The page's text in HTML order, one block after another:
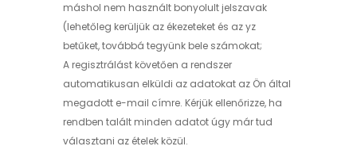
máshol nem használt bonyolult jelszavak
(lehetőleg kerüljük az ékezeteket és az yz
betűket, továbbá tegyünk bele számokat;
A regisztrálást követően a rendszer
automatikusan elküldi az adatokat az Ön által
megadott e-mail címre. Kérjük ellenőrizze, ha
rendben talált minden adatot úgy már tud
választani az ételek közül.